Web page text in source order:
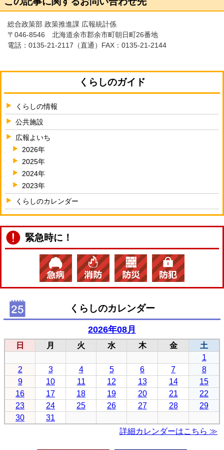
総合政策部 政策推進課 広報統計係
〒046-8546 北海道余市郡余市町朝日町26番地
電話： 0135-21-2117 （直通）FAX：0135-21-2144
くらしのガイド
くらしの情報
公共施設
広報よいち
2026年
2025年
2024年
2023年
くらしのカレンダー
緊急時に！
くらしのカレンダー